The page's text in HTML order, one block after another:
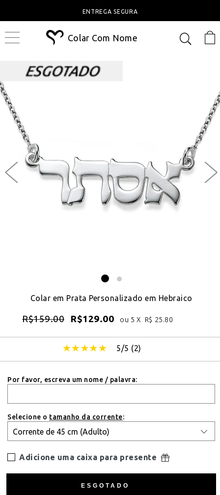
ENTREGA SEGURA
Colar Com Nome
Colar em Prata Personalizado em Hebraico
R$159.00 R$129.00 ou 5 X R$ 25.80
5/5 (2)
Por favor, escreva um nome / palavra:
Selecione o tamanho da corrente:
Adicione uma caixa para presente